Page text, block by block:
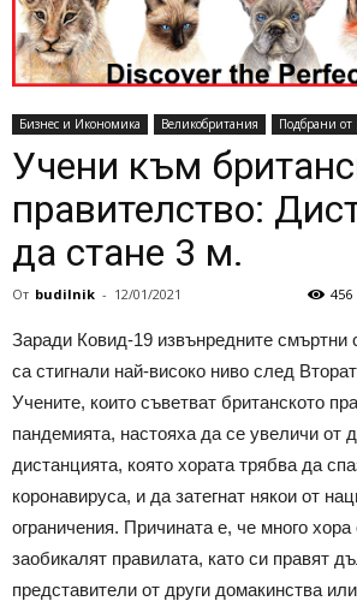
Бизнес и Икономика Великобритания Подбрани от
Учени към
правителство:
да стане 3 м.
От budilnik - 12/01/2021 456
Заради Ковид-19 извънредните смъртни
са стигнали най-високо ниво след
Учените, които съветват британското
пандемията, настояха да се увеличи от
дистанцията, която хората трябва да
коронавируса, и да затегнат някои от
ограничения. Причината е, че много хора
заобикалят правилата, като си правят
представители от други домакинства